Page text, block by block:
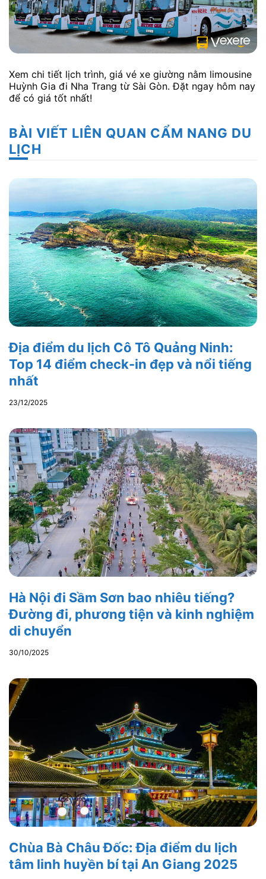
Xem chi tiết lịch trình, giá vé xe giường nằm limousine
Huỳnh Gia đi Nha Trang từ Sài Gòn. Đặt ngay hôm nay
để có giá tốt nhất!
BÀI VIẾT LIÊN QUAN CẨM NANG DU
LỊCH
Địa điểm du lịch Cô Tô Quảng Ninh:
Top 14 điểm check-in đẹp và nổi tiếng
nhất
23/12/2025
Hà Nội đi Sầm Sơn bao nhiêu tiếng?
Đường đi, phương tiện và kinh nghiệm
di chuyển
30/10/2025
Chùa Bà Châu Đốc: Địa điểm du lịch
tâm linh huyền bí tại An Giang 2025